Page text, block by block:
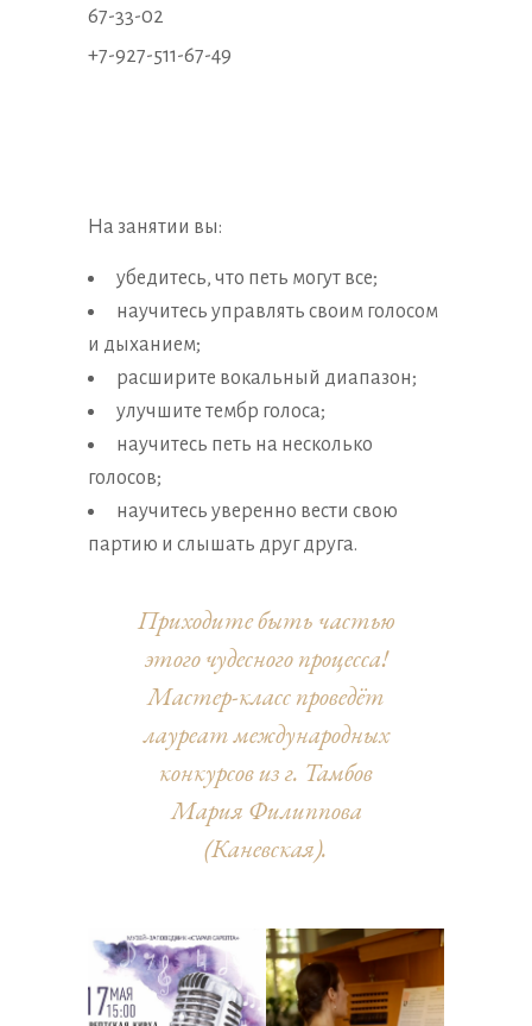
67-33-02
+7-927-511-67-49
На занятии вы:
убедитесь, что петь могут все;
научитесь управлять своим голосом
и дыханием;
расширите вокальный диапазон;
улучшите тембр голоса;
научитесь петь на несколько
голосов;
научитесь уверенно вести свою
партию и слышать друг друга.
Приходите быть частью
этого чудесного процесса!
Мастер-класс проведёт
лауреат международных
конкурсов из г. Тамбов
Мария Филиппова
(Каневская).